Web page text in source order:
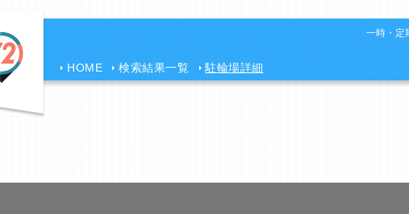
一時・定
HOME 検索結果一覧 駐輪場詳細